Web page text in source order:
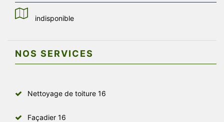
indisponible
NOS SERVICES
Nettoyage de toiture 16
Façadier 16